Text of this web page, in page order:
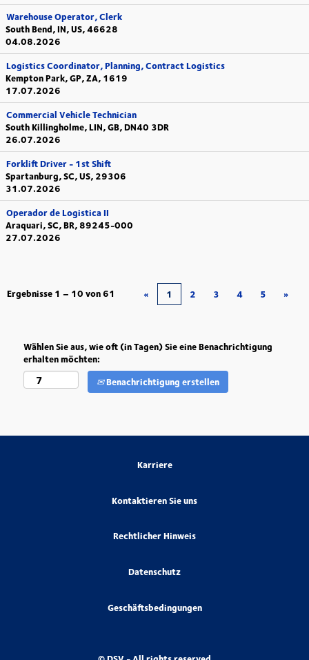
Warehouse Operator, Clerk
South Bend, IN, US, 46628
04.08.2026
Logistics Coordinator, Planning, Contract Logistics
Kempton Park, GP, ZA, 1619
17.07.2026
Commercial Vehicle Technician
South Killingholme, LIN, GB, DN40 3DR
26.07.2026
Forklift Driver - 1st Shift
Spartanburg, SC, US, 29306
31.07.2026
Operador de Logistica II
Araquari, SC, BR, 89245-000
27.07.2026
Ergebnisse 1 – 10 von61 « 1 2 3 4 5 »
Wählen Sie aus, wie oft (in Tagen) Sie eine Benachrichtigung
erhalten möchten:
Benachrichtigung erstellen
Karriere
Kontaktieren Sie uns
Rechtlicher Hinweis
Datenschutz
Geschäftsbedingungen